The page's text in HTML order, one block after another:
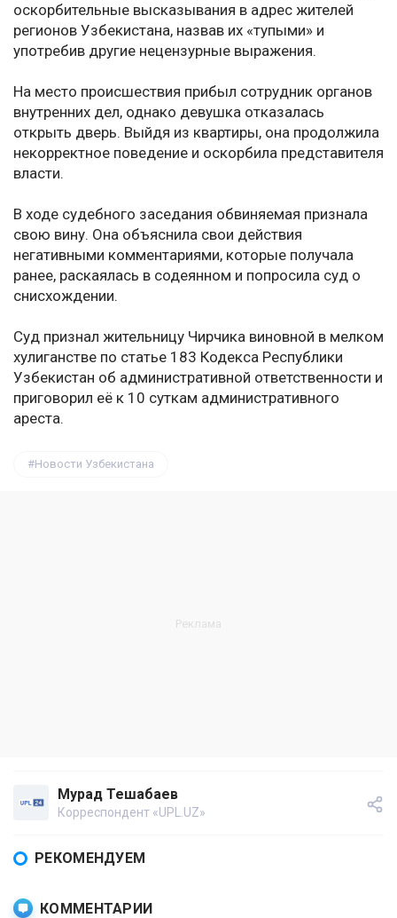
оскорбительные высказывания в адрес жителей
регионов Узбекистана, назвав их «тупыми» и
употребив другие нецензурные выражения.
На место происшествия прибыл сотрудник органов
внутренних дел, однако девушка отказалась
открыть дверь. Выйдя из квартиры, она продолжила
некорректное поведение и оскорбила представителя
власти.
В ходе судебного заседания обвиняемая признала
свою вину. Она объяснила свои действия
негативными комментариями, которые получала
ранее, раскаялась в содеянном и попросила суд о
снисхождении.
Суд признал жительницу Чирчика виновной в мелком
хулиганстве по статье 183 Кодекса Республики
Узбекистан об административной ответственности и
приговорил её к 10 суткам административного
ареста.
Новости Узбекистана
Мурад Тешабаев
Корреспондент «UPL.UZ»
РЕКОМЕНДУЕМ
КОММЕНТАРИИ